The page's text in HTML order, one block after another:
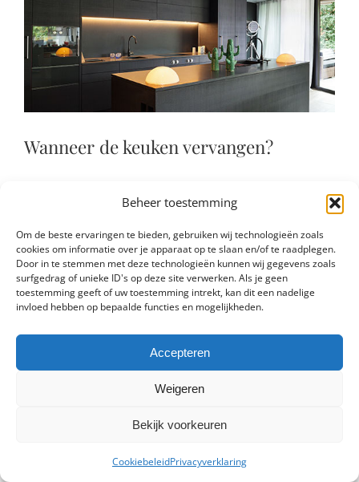
Beheer toestemming
Om de beste ervaringen te bieden, gebruiken wij technologieën zoals
cookies om informatie over je apparaat op te slaan en/of te raadplegen.
Door in te stemmen met deze technologieën kunnen wij gegevens zoals
surfgedrag of unieke ID's op deze site verwerken. Als je geen
toestemming geeft of uw toestemming intrekt, kan dit een nadelige
invloed hebben op bepaalde functies en mogelijkheden.
Accepteren
Weigeren
Bekijk voorkeuren
CookiebeleidPrivacyverklaring
Wanneer de keuken vervangen?
19 jaar. Uit onderzoek blijkt dat bijna een kwart van
tussen de 11 en 15 jaar oud is.
Waarom is het nodig om de gehele keuken te
vervangen?
achteruit en bovendien verbruiken oude apparaten
veel meer energie dan nieuwe, energiezuinige
keukenapparatuur. Bovendien kan het zijn dat de
vaker problemen ontstaan met de kraan.